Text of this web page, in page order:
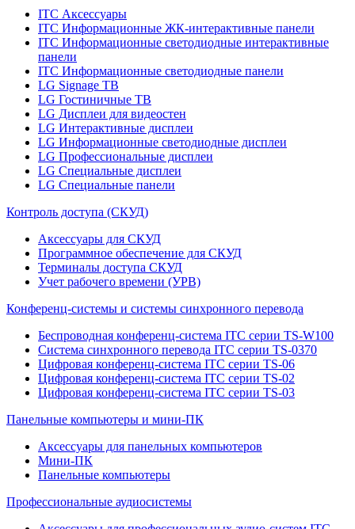
ITC Аксессуары
ITC Информационные ЖК-интерактивные панели
ITC Информационные светодиодные интерактивные
панели
ITC Информационные светодиодные панели
LG Signage ТВ
LG Гостиничные ТВ
LG Дисплеи для видеостен
LG Интерактивные дисплеи
LG Информационные светодиодные дисплеи
LG Профессиональные дисплеи
LG Специальные дисплеи
LG Специальные панели
Контроль доступа (СКУД)
Аксессуары для СКУД
Программное обеспечение для СКУД
Терминалы доступа СКУД
Учет рабочего времени (УРВ)
Конференц-системы и системы синхронного перевода
Беспроводная конференц-система ITC серии TS-W100
Система синхронного перевода ITC серии TS-0370
Цифровая конференц-система ITC серии TS-06
Цифровая конференц-система ITC серии TS-02
Цифровая конференц-система ITC серии TS-03
Панельные компьютеры и мини-ПК
Аксессуары для панельных компьютеров
Мини-ПК
Панельные компьютеры
Профессиональные аудиосистемы